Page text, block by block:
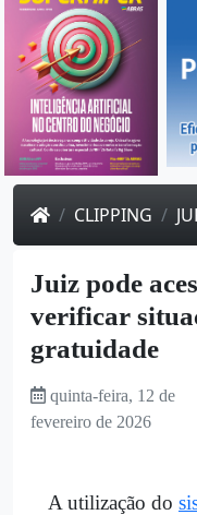
CLIPPING
Juiz pode
verificar
gratuidade
quinta-feira, 12 de
fevereiro de 2026
A utilização do